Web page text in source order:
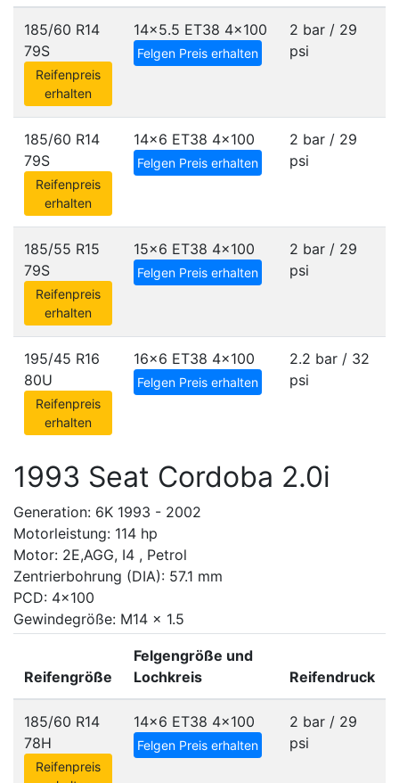
185/60 R14
79S
Reifenpreis
erhalten
14x5.5 ET38 4x100
Felgen Preis erhalten
2 bar / 29
psi
185/60 R14
79S
Reifenpreis
erhalten
14x6 ET38 4x100
Felgen Preis erhalten
2 bar / 29
psi
185/55 R15
79S
Reifenpreis
erhalten
15x6 ET38 4x100
Felgen Preis erhalten
2 bar / 29
psi
195/45 R16
80U
Reifenpreis
erhalten
16x6 ET38 4x100
Felgen Preis erhalten
2.2 bar / 32
psi
1993 Seat Cordoba 2.0i
Generation: 6K 1993 - 2002
Motorleistung: 114 hp
Motor: 2E,AGG, I4 , Petrol
Zentrierbohrung (DIA): 57.1 mm
PCD: 4x100
Gewindegröße: M14 x 1.5
Reifengröße
Felgengröße und
Lochkreis
Reifendruck
185/60 R14
78H
Reifenpreis
14x6 ET38 4x100
Felgen Preis erhalten
2 bar / 29
psi